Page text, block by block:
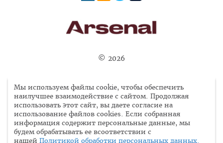
Подпишитесь на наши обновления, чтобы
Мы используем файлы cookie, чтобы обеспечить
наилучшее взаимодействие с сайтом. Продолжая
использовать этот сайт, вы даете согласие на
использование файлов cookies. Если собранная
информация содержит персональные данные, мы
будем обрабатывать ее всоответствии с
нашей Политикой обработки персональных данных.
© 2026
Вся информация, представленная на сайте, носит
исключительно ознакомительный характер, не является
офертой или публичной офертой в соответствии со ст.
435, п. 2 ст. 437 ГК РФ.
Продолжая пользоваться сайтом, заполняя и отправляя
любые формы, Вы соглашаетесь c нашей